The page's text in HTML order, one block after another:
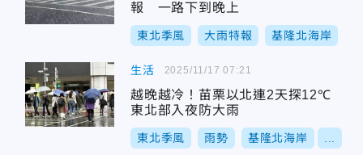
報 一路下到晚上
東北季風 大雨特報 基隆北海岸
生活
越晚越冷！苗栗以北連2天探12℃
東北部入夜防大雨
東北季風 雨勢 基隆北海岸
2025/11/17 07:21